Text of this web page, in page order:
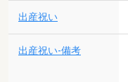
出産祝い
出産祝い-備考